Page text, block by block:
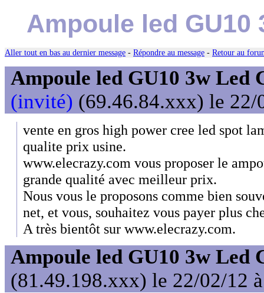
Ampoule led GU10
Aller tout en bas au dernier message - Répondre au message - Retour au
Ampoule led GU10 3w Led
(invité) (69.46.84.xxx) le 22/
vente en gros high power cree led spot
qualite prix usine.
www.elecrazy.com vous proposer le
grande qualité avec meilleur prix.
Nous vous le proposons comme bien
net, et vous, souhaitez vous payer plus
A très bientôt sur www.elecrazy.com.
Ampoule led GU10 3w Led
(81.49.198.xxx) le 22/02/12